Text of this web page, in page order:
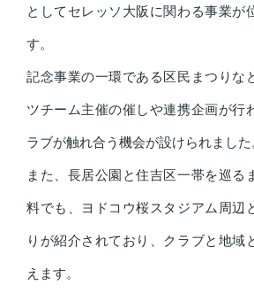
としてセレッソ大阪に関わる事業が
す。
記念事業の一環である区民まつりな
ツチーム主催の催しや連携企画が行
ラブが触れ合う機会が設けられました
また、長居公園と住吉区一帯を巡る
料でも、ヨドコウ桜スタジアム周辺
りが紹介されており、クラブと地域
えます。